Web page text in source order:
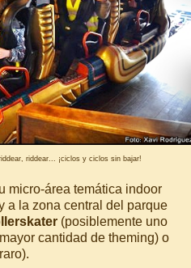
riddear... ¡ciclos y ciclos sin bajar!
micro-área temática indoor
a la zona central del parque
(posiblemente uno
cantidad de theming) o
raro).